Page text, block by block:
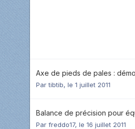
Axe de pieds de pales :
Partibtib, le 1 juillet 2011
Balance de précision pour
Par freddo17, le 16 juillet 2011